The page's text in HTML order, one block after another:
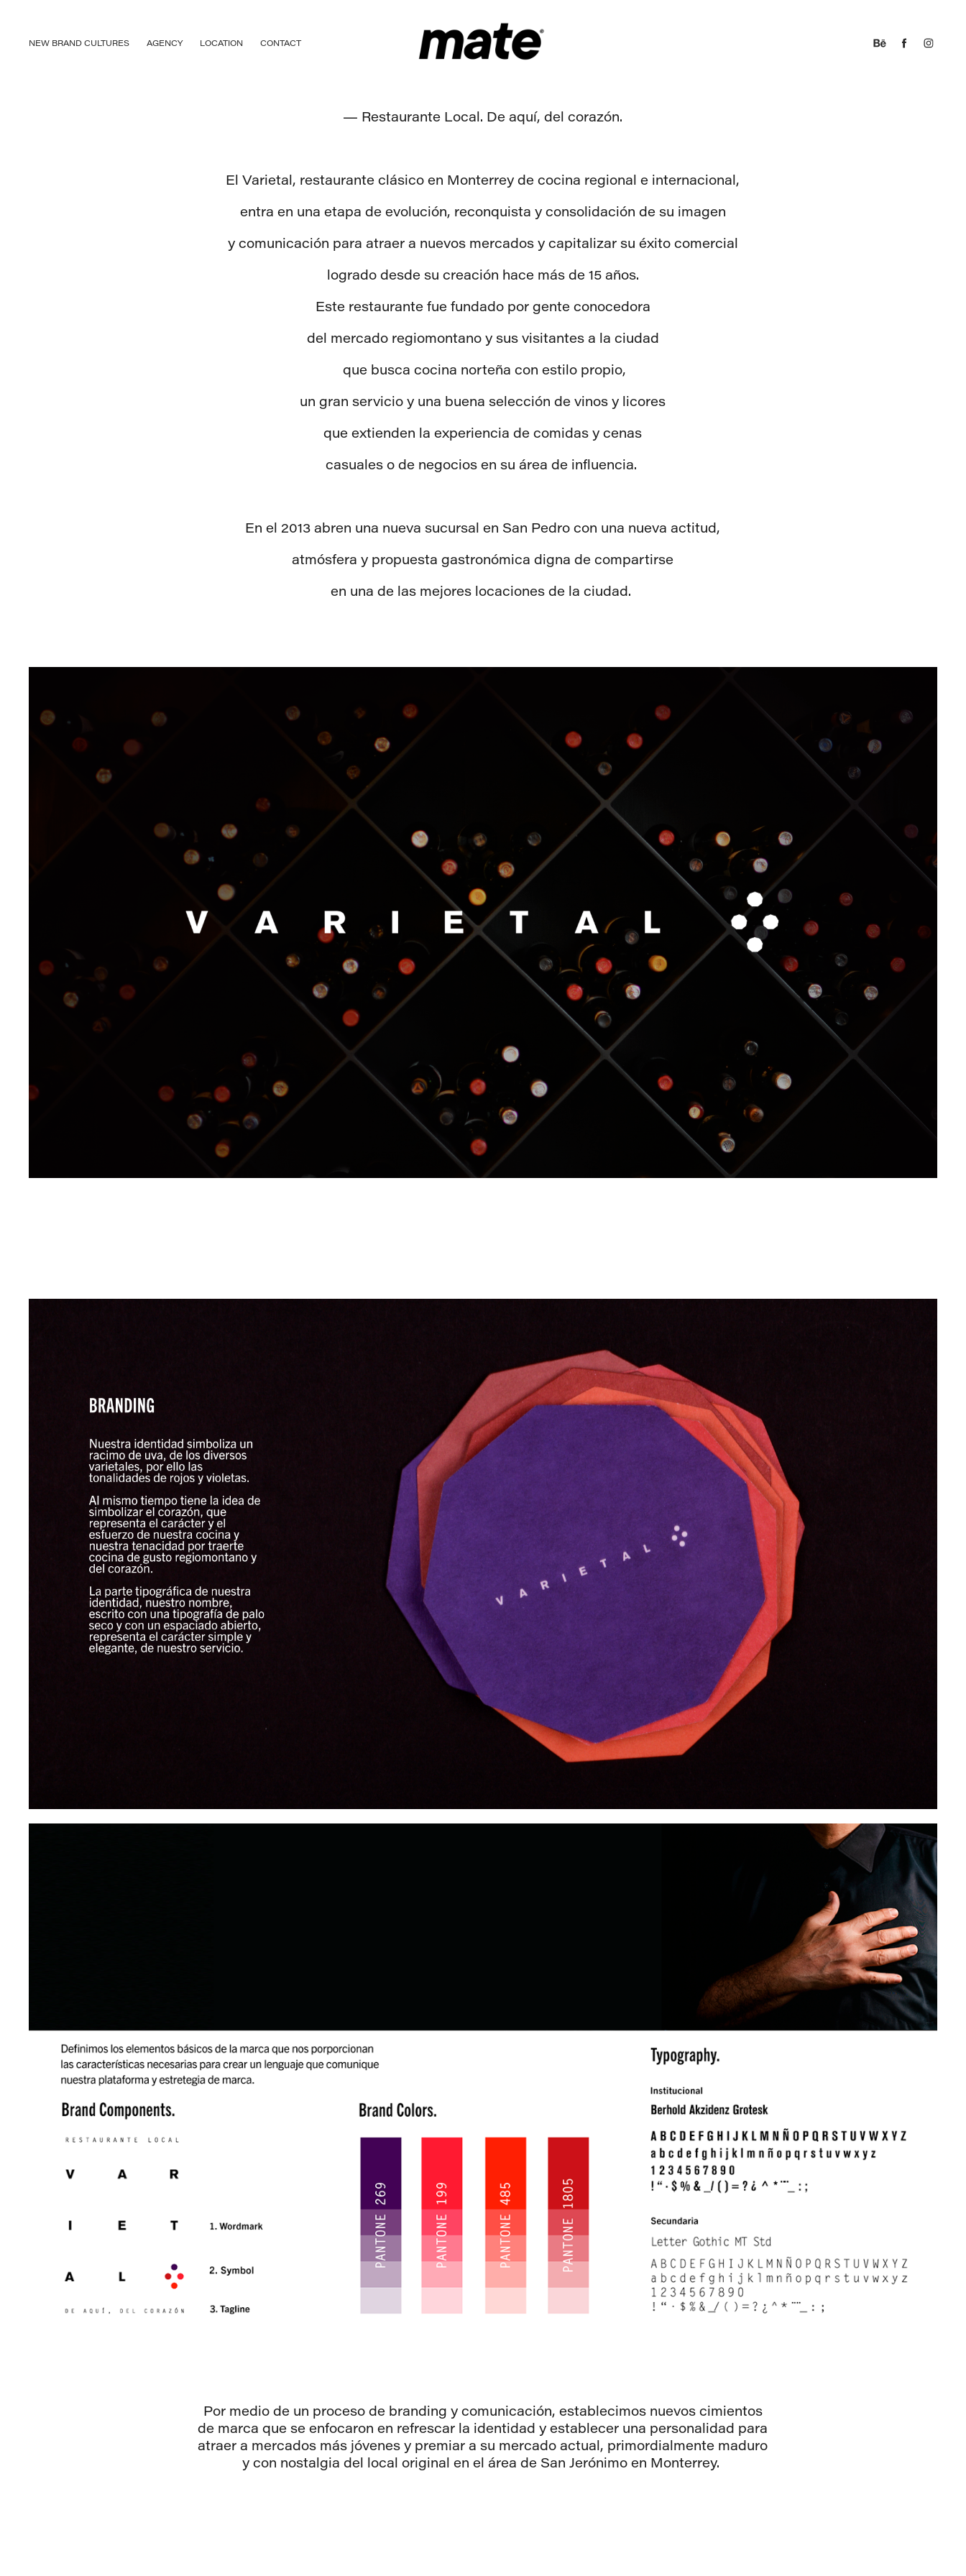
NEW BRAND CULTURES AGENCY LOCATION CONTACT
— Restaurante Local. De aquí, del corazón.
El Varietal, restaurante clásico en Monterrey de cocina regional e internacional,
entra en una etapa de evolución, reconquista y consolidación de su imagen
y comunicación para atraer a nuevos mercados y capitalizar su éxito comercial
logrado desde su creación hace más de 15 años.
Este restaurante fue fundado por gente conocedora
del mercado regiomontano y sus visitantes a la ciudad
que busca cocina norteña con estilo propio,
un gran servicio y una buena selección de vinos y licores
que extienden la experiencia de comidas y cenas
casuales o de negocios en su área de influencia.
En el 2013 abren una nueva sucursal en San Pedro con una nueva actitud,
atmósfera y propuesta gastronómica digna de compartirse
en una de las mejores locaciones de la ciudad.
Por medio de un proceso de branding y comunicación, establecimos nuevos cimientos
de marca que se enfocaron en refrescar la identidad y establecer una personalidad para
atraer a mercados más jóvenes y premiar a su mercado actual, primordialmente maduro
y con nostalgia del local original en el área de San Jerónimo en Monterrey.